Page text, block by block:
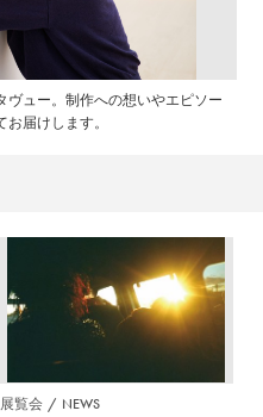
ヴュー。制作への想いやエピソー
届けします。
展覧会 NEWS